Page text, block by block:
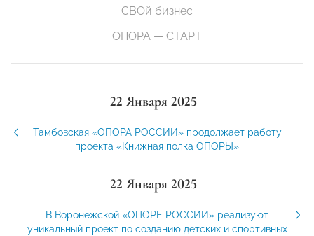
СВОй бизнес
ОПОРА — СТАРТ
22 Января 2025
Тамбовская «ОПОРА РОССИИ» продолжает работу
проекта «Книжная полка ОПОРЫ»
22 Января 2025
В Воронежской «ОПОРЕ РОССИИ» реализуют
уникальный проект по созданию детских и спортивных